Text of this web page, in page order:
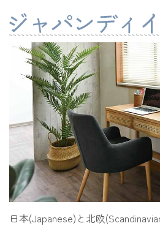
日本(Japanese)と北欧